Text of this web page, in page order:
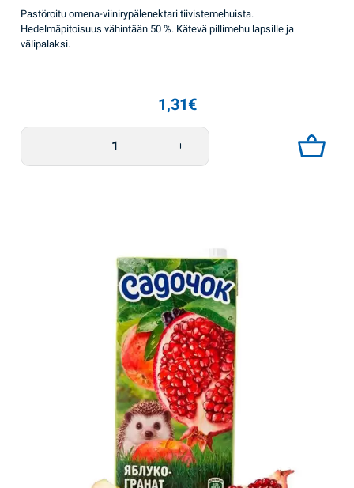
Pastöroitu omena-viinirypälenektari tiivistemehuista.
Hedelmäpitoisuus vähintään 50 %. Kätevä pillimehu lapsille ja
välipalaksi.
1,31€
Omena-rypälemehu 200ml Sadochok määrä